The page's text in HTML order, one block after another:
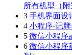
所有机型（附
3 手机界面设
4 小程序-记
5 微信小程序
6 微信小程序